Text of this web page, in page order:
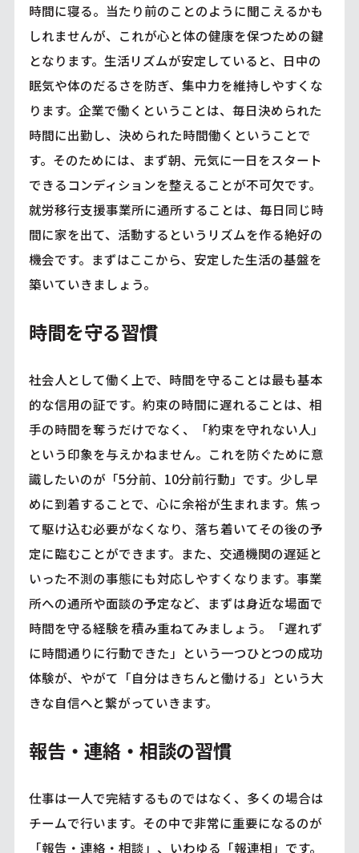
時間に寝る。当たり前のことのように聞こえるかも
しれませんが、これが心と体の健康を保つための鍵
となります。生活リズムが安定していると、日中の
眠気や体のだるさを防ぎ、集中力を維持しやすくな
ります。企業で働くということは、毎日決められた
時間に出勤し、決められた時間働くということで
す。そのためには、まず朝、元気に一日をスタート
できるコンディションを整えることが不可欠です。
就労移行支援事業所に通所することは、毎日同じ時
間に家を出て、活動するというリズムを作る絶好の
機会です。まずはここから、安定した生活の基盤を
築いていきましょう。
時間を守る習慣
社会人として働く上で、時間を守ることは最も基本
的な信用の証です。約束の時間に遅れることは、相
手の時間を奪うだけでなく、「約束を守れない人」
という印象を与えかねません。これを防ぐために意
識したいのが「5分前、10分前行動」です。少し早
めに到着することで、心に余裕が生まれます。焦っ
て駆け込む必要がなくなり、落ち着いてその後の予
定に臨むことができます。また、交通機関の遅延と
いった不測の事態にも対応しやすくなります。事業
所への通所や面談の予定など、まずは身近な場面で
時間を守る経験を積み重ねてみましょう。「遅れず
に時間通りに行動できた」という一つひとつの成功
体験が、やがて「自分はきちんと働ける」という大
きな自信へと繋がっていきます。
報告・連絡・相談の習慣
仕事は一人で完結するものではなく、多くの場合は
チームで行います。その中で非常に重要になるのが
「報告・連絡・相談」、いわゆる「報連相」です。